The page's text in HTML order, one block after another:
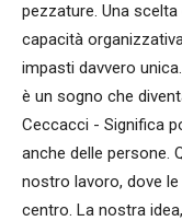
pezzature. Una
capacità
impasti davvero
è un sogno che
Ceccacci - Significa
anche delle persone.
nostro lavoro, dove
centro. La nostra